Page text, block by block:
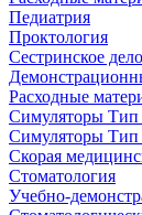
Педиатрия
Проктология
Сестринское дело
Расходные
Симуляторы
Симуляторы Тип
Скорая
Стоматология
Учебно-